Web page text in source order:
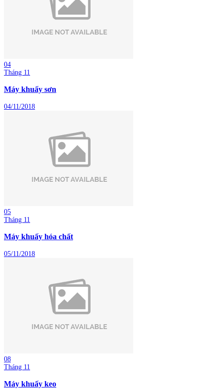
04
Tháng 11
Máy khuấy sơn
04/11/2018
05
Tháng 11
Máy khuấy hóa chất
05/11/2018
08
Tháng 11
Máy khuấy keo